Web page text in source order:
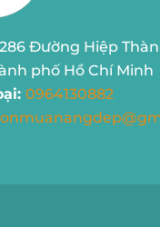
286 Đường Hiệp
phố Hồ Chí Minh
0964130882